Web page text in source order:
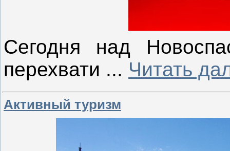
Сегодня над
перехвати ... Читать
Активный туризм